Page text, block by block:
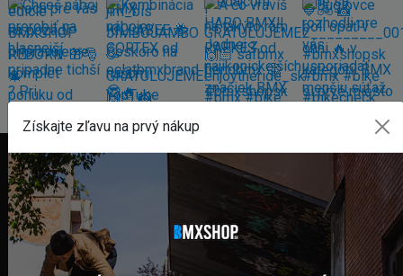
FAKTURAČNÁ ADRESA
GLOBAL DIAMONDS s. r. o.
Námestie sv. Martina 708/30
Získajte zľavu na prvý nákup